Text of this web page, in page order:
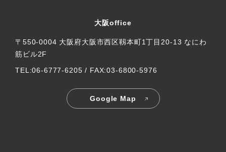
大阪office
〒550-0004 大阪府大阪市西区靱本町1丁目20-13 なにわ
筋ビル2F
TEL:06-6777-6205 / FAX:03-6800-5976
Google Map